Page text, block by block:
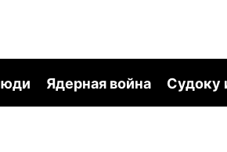
Ядерная война Судоку